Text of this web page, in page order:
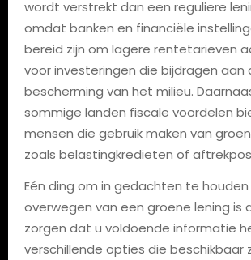
wordt verstrekt dan een reguliere
omdat banken en financiële
bereid zijn om lagere rentetarieven
voor investeringen die bijdragen aan
bescherming van het milieu.
sommige landen fiscale voordelen
mensen die gebruik maken van
zoals belastingkredieten of
Eén ding om in gedachten te
overwegen van een groene lening is
zorgen dat u voldoende informatie
verschillende opties die beschikbaar